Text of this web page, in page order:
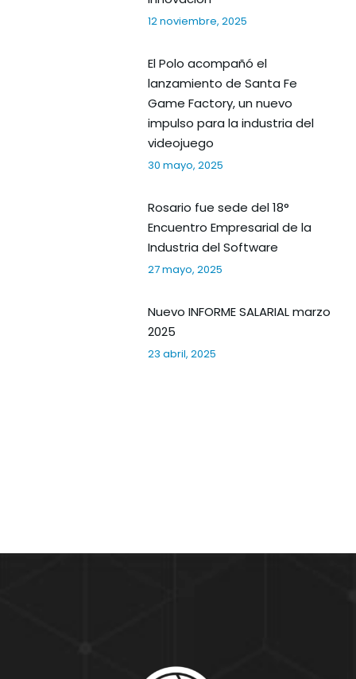
12 noviembre, 2025
El Polo acompañó el
lanzamiento de Santa Fe
Game Factory, un nuevo
impulso para la industria del
videojuego
30 mayo, 2025
Rosario fue sede del 18°
Encuentro Empresarial de la
Industria del Software
27 mayo, 2025
Nuevo INFORME SALARIAL marzo
2025
23 abril, 2025